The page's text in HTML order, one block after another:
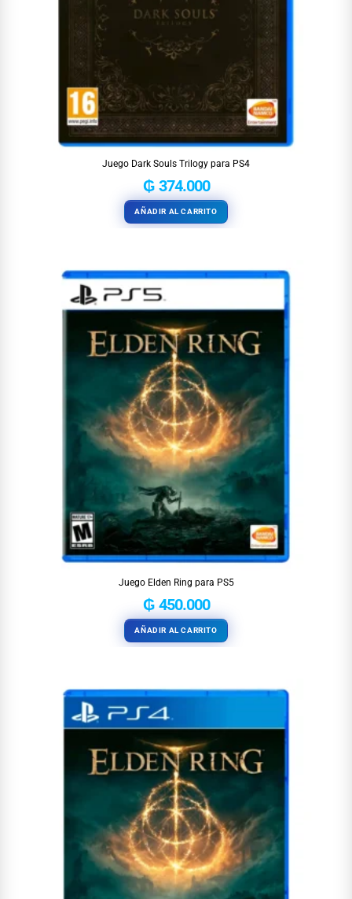
Juego Dark Souls Trilogy para PS4
₲374.000
AÑADIR AL CARRITO
Juego Elden Ring para PS5
₲450.000
AÑADIR AL CARRITO